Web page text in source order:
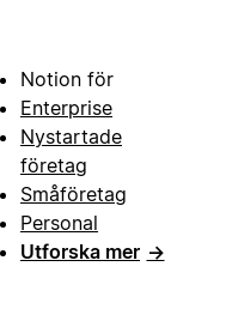
Notion för
Enterprise
Nystartade
företag
Småföretag
Personal
Utforska mer →